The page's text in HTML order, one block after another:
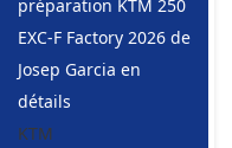
préparation KTM 250
EXC-F Factory 2026 de
Josep Garcia en
détails
KTM